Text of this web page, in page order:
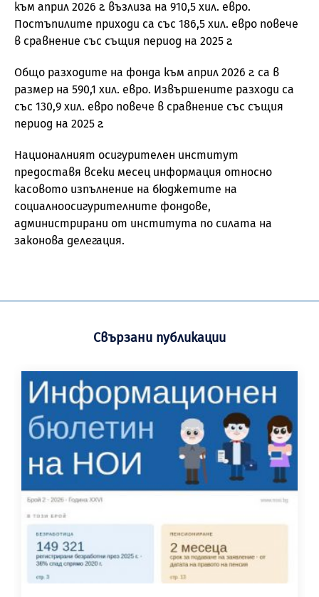
към април 2026 г. възлиза на 910,5 хил. евро.
Постъпилите приходи са със 186,5 хил. евро повече
в сравнение със същия период на 2025 г.
Общо разходите на фонда към април 2026 г. са в
размер на 590,1 хил. евро. Извършените разходи са
със 130,9 хил. евро повече в сравнение със същия
период на 2025 г.
Националният осигурителен институт
предоставя всеки месец информация относно
касовото изпълнение на бюджетите на
социалноосигурителните фондове,
администрирани от института по силата на
законова делегация.
Свързани публикации